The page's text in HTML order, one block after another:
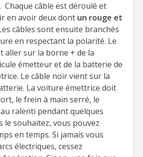
Chaque câble est déroulé et
en avoir deux dont un rouge et
câbles sont ensuite branchés
en respectant la polarité. Le
aller sur la borne + de la
émetteur et de la batterie de
Le câble noir vient sur la
La voiture émettrice doit
le frein à main serré, le
ralenti pendant quelques
le souhaitez, vous pouvez
en temps. Si jamais vous
électriques, cessez